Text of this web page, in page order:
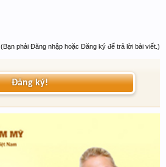
(Bạn phải Đăng nhập hoặc Đăng ký để trả lời bài viết.)
Đăng ký!